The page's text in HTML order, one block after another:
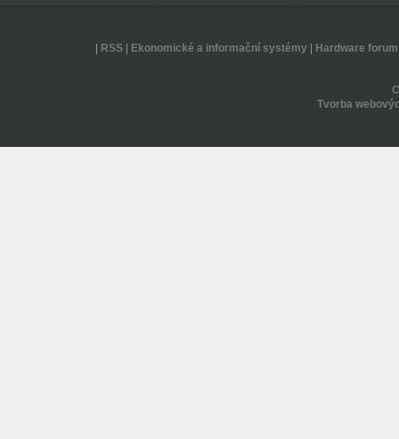
RSS| Ekonomické a informační systémy| Hardware forum
Tvorba